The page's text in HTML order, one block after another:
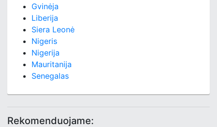
Gvinėja
Liberija
Siera Leonė
Nigeris
Nigerija
Mauritanija
Senegalas
Rekomenduojame: